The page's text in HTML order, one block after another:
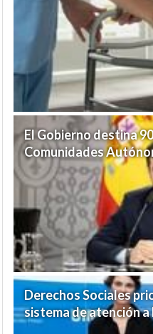
El Gobierno destina
Comunidades
Derechos Sociales
sistema de atención